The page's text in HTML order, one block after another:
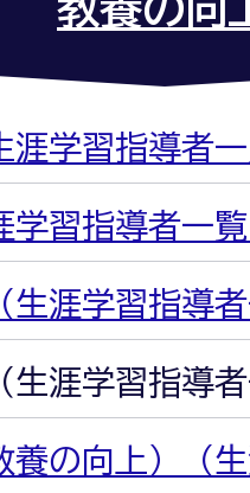
涯学習指導者
学習指導者一
生涯学習指導
生涯学習指導
養の向上）（